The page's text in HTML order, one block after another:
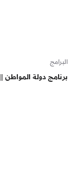
البرامج
برنامج دولة